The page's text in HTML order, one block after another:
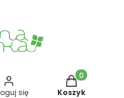
się
Produkty w
Koszyk